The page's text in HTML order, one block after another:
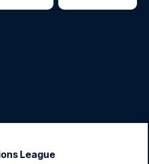
League